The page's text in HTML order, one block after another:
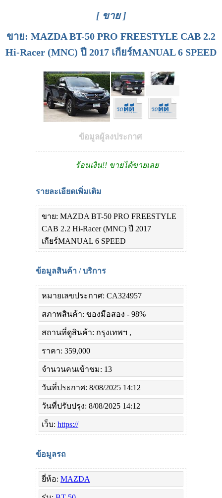
[ ขาย ]
ขาย: MAZDA BT-50 PRO FREESTYLE CAB 2.2
Hi-Racer (MNC) ปี 2017 เกียร์MANUAL 6 SPEED
ข้อมูลผู้ลงประกาศ
ร้อนเงิน!! ขายได้ขายเลย
รายละเอียดเพิ่มเติม
ขาย: MAZDA BT-50 PRO FREESTYLE
CAB 2.2 Hi-Racer (MNC) ปี 2017
เกียร์MANUAL 6 SPEED
ข้อมูลสินค้า / บริการ
หมายเลขประกาศ: CA324957
สภาพสินค้า: ของมือสอง - 98%
สถานที่ดูสินค้า: กรุงเทพฯ ,
ราคา: 359,000
จำนวนคนเข้าชม: 13
วันที่ประกาศ: 8/08/2025 14:12
วันที่ปรับปรุง: 8/08/2025 14:12
เว็บ: https://
ข้อมูลรถ
ยี่ห้อ: MAZDA